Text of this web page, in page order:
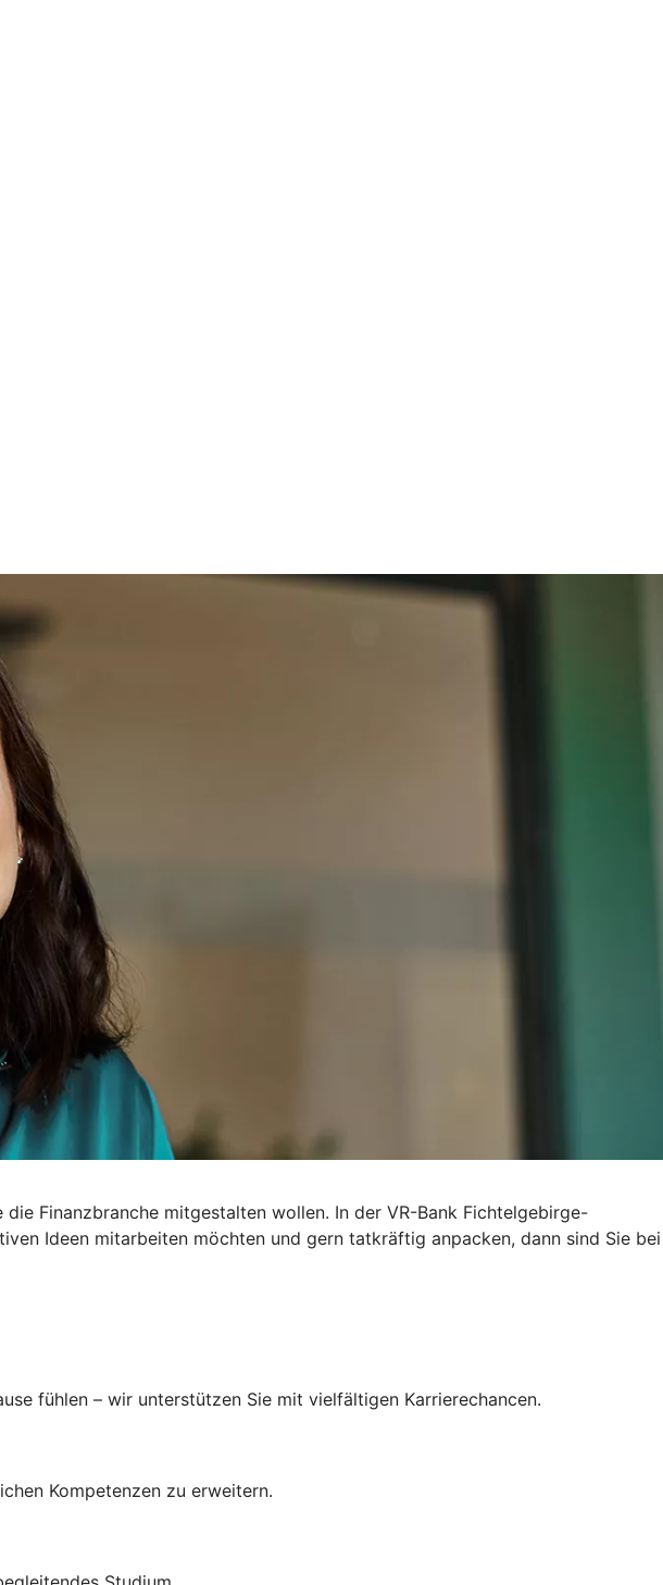
Finanzbranche mitgestalten wollen. In der VR-Bank Fichtelgebirge-
Ideen mitarbeiten möchten und gern tatkräftig anpacken, dann sind Sie bei
fühlen – wir unterstützen Sie mit vielfältigen Karrierechancen.
Kompetenzen zu erweitern.